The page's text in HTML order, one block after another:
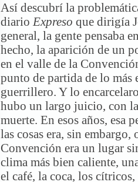
Así descubrí la
diario Expreso que dirigía
general, la gente pensaba
hecho, la aparición de un
en el valle de la
punto de partida de lo
guerrillero. Y lo
hubo un largo juicio, con
muerte. En esos años, esa
las cosas era, sin
Convención era un lugar
clima más bien caliente,
el café, la coca, los